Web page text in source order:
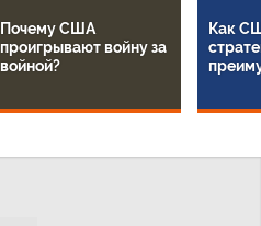
Почему США
проигрывают войну за
войной?
Как